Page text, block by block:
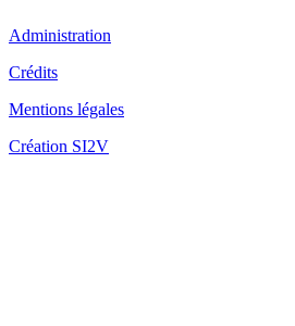
Administration
Crédits
Mentions légales
Création SI2V